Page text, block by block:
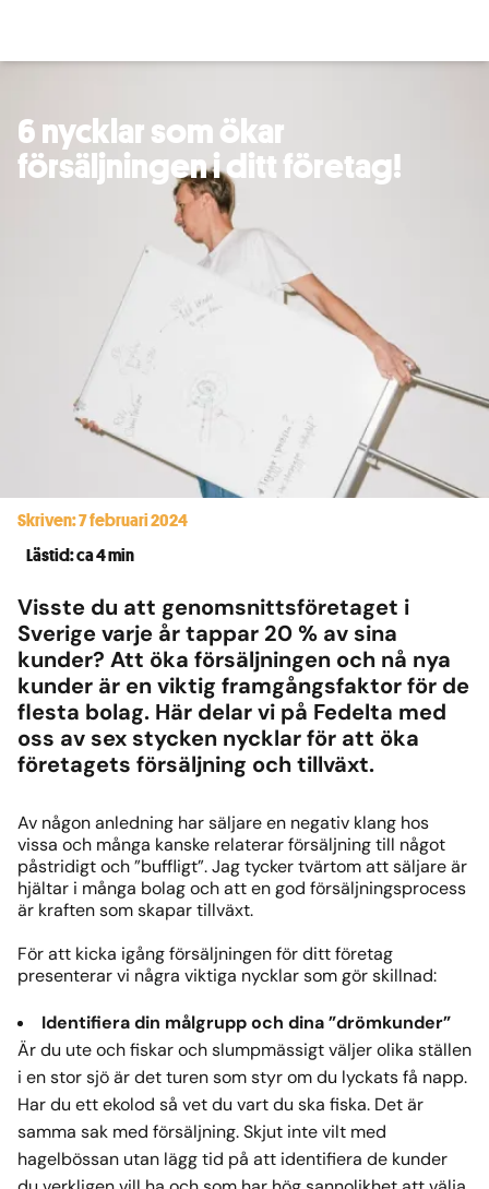
6 nycklar som ökar
försäljningen i ditt företag!
Skriven: 7 februari 2024
Lästid: ca 4 min
Visste du att genomsnittsföretaget i
Sverige varje år tappar 20 % av sina
kunder? Att öka försäljningen och nå nya
kunder är en viktig framgångsfaktor för de
flesta bolag. Här delar vi på Fedelta med
oss av sex stycken nycklar för att öka
företagets försäljning och tillväxt.
Av någon anledning har säljare en negativ klang hos
vissa och många kanske relaterar försäljning till något
påstridigt och ”buffligt”. Jag tycker tvärtom att säljare är
hjältar i många bolag och att en god försäljningsprocess
är kraften som skapar tillväxt.
För att kicka igång försäljningen för ditt företag
presenterar vi några viktiga nycklar som gör skillnad:
Identifiera din målgrupp och dina ”drömkunder”
Är du ute och fiskar och slumpmässigt väljer olika ställen
i en stor sjö är det turen som styr om du lyckats få napp.
Har du ett ekolod så vet du vart du ska fiska. Det är
samma sak med försäljning. Skjut inte vilt med
hagelbössan utan lägg tid på att identifiera de kunder